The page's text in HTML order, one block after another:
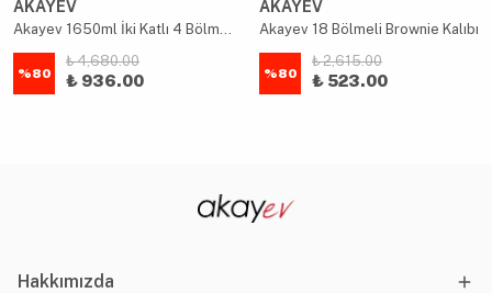
AKAYEV
Akayev 1650ml İki Katlı 4 Bölmeli Çelik Yemek Kabı Mavi
%80
₺ 4,680.00
₺ 936.00
AKAYEV
Akayev 18 Bölmeli Brownie Kalıbı
%80
₺ 2,615.00
₺ 523.00
Hakkımızda